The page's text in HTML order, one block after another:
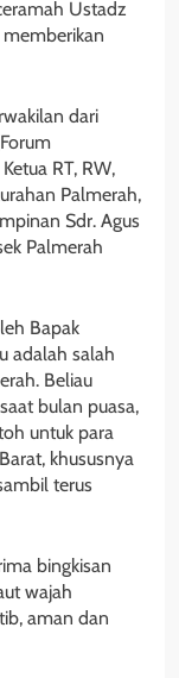
Ustadz
dari
RT, RW,
Palmerah,
Sdr. Agus
Palmerah
Bapak
adalah salah
Beliau
bulan puasa,
untuk para
khususnya
terus
bingkisan
wajah
aman dan